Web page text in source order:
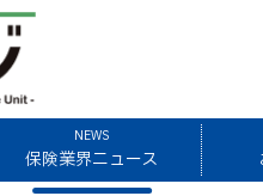
NEWS
保険業界ニュース